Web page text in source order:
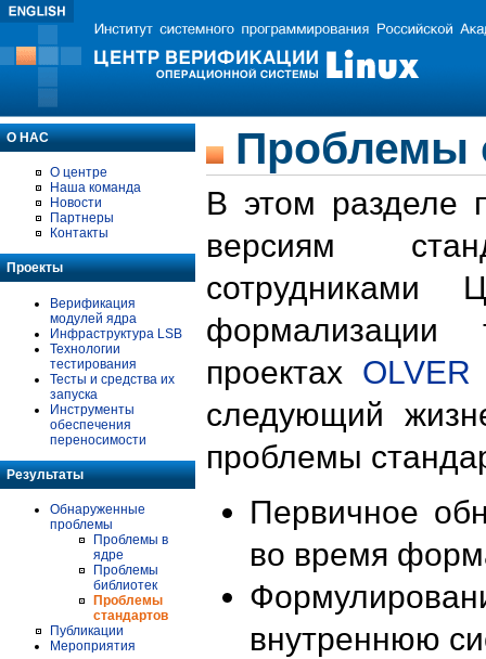
О НАС
О центре
Наша команда
Новости
Партнеры
Контакты
Проекты
Верификация
модулей ядра
Инфраструктура LSB
Технологии
тестирования
Тесты и средства их
запуска
Инструменты
обеспечения
переносимости
Результаты
Обнаруженные
проблемы
Проблемы в
ядре
Проблемы
библиотек
Проблемы
стандартов
Публикации
Мероприятия
Проблемы
В этом разделе
версиям
формализации
проектах OLVER
следующий
проблемы
Первичное
во время
внутреннюю